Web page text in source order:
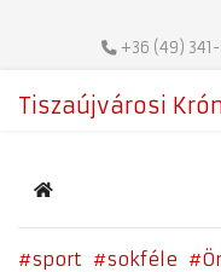
+36 (49)
Tiszaújvárosi
Home
sport sokféle